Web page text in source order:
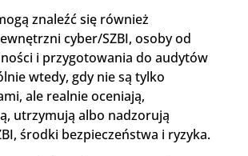
znaleźć się również
cyber/SZBI, osoby od
i przygotowania do audytów
wtedy, gdy nie są tylko
ale realnie oceniają,
utrzymują albo nadzorują
środki bezpieczeństwa i ryzyka.